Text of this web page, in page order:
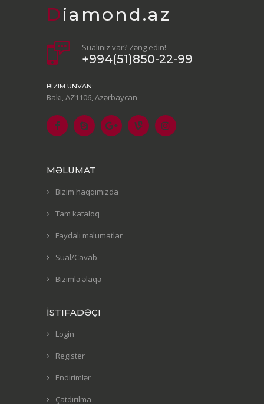
Diamond.az
Sualınız var? Zəng edin!
+994(51)850-22-99
BIZIM UNVAN:
Bakı, AZ1106, Azərbaycan
MƏLUMAT
Bizim haqqımızda
Tam kataloq
Faydalı məlumatlar
Sual/Cavab
Bizimlə əlaqə
İSTIFADƏÇI
Login
Register
Endirimlər
Çatdırılma